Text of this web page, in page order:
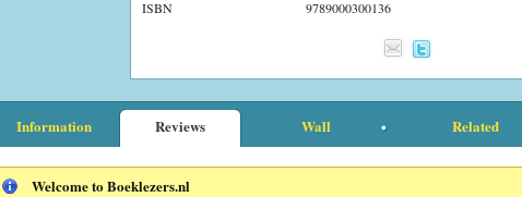
ISBN 9789000300136
Information Reviews Wall Related
Welcome to Boeklezers.nl